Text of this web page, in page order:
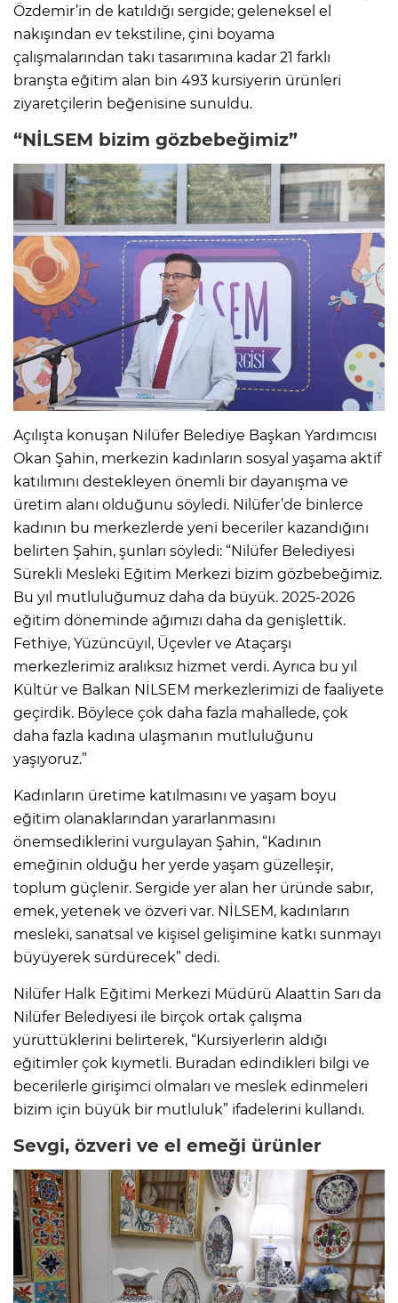
Özdemir’in de katıldığı sergide; geleneksel el
nakışından ev tekstiline, çini boyama
çalışmalarından takı tasarımına kadar 21 farklı
branşta eğitim alan bin 493 kursiyerin ürünleri
ziyaretçilerin beğenisine sunuldu.
“NİLSEM bizim gözbebeğimiz”
Açılışta konuşan Nilüfer Belediye Başkan Yardımcısı
Okan Şahin, merkezin kadınların sosyal yaşama aktif
katılımını destekleyen önemli bir dayanışma ve
üretim alanı olduğunu söyledi. Nilüfer’de binlerce
kadının bu merkezlerde yeni beceriler kazandığını
belirten Şahin, şunları söyledi: “Nilüfer Belediyesi
Sürekli Mesleki Eğitim Merkezi bizim gözbebeğimiz.
Bu yıl mutluluğumuz daha da büyük. 2025-2026
eğitim döneminde ağımızı daha da genişlettik.
Fethiye, Yüzüncüyıl, Üçevler ve Ataçarşı
merkezlerimiz aralıksız hizmet verdi. Ayrıca bu yıl
Kültür ve Balkan NİLSEM merkezlerimizi de faaliyete
geçirdik. Böylece çok daha fazla mahallede, çok
daha fazla kadına ulaşmanın mutluluğunu
yaşıyoruz.”
Kadınların üretime katılmasını ve yaşam boyu
eğitim olanaklarından yararlanmasını
önemsediklerini vurgulayan Şahin, “Kadının
emeğinin olduğu her yerde yaşam güzelleşir,
toplum güçlenir. Sergide yer alan her üründe sabır,
emek, yetenek ve özveri var. NİLSEM, kadınların
mesleki, sanatsal ve kişisel gelişimine katkı sunmayı
büyüyerek sürdürecek” dedi.
Nilüfer Halk Eğitimi Merkezi Müdürü Alaattin Sarı da
Nilüfer Belediyesi ile birçok ortak çalışma
yürüttüklerini belirterek, “Kursiyerlerin aldığı
eğitimler çok kıymetli. Buradan edindikleri bilgi ve
becerilerle girişimci olmaları ve meslek edinmeleri
bizim için büyük bir mutluluk” ifadelerini kullandı.
Sevgi, özveri ve el emeği ürünler